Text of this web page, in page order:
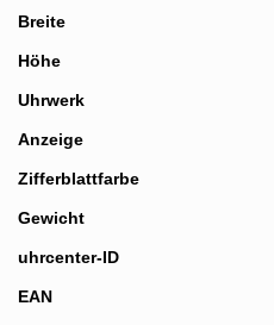
Breite
Höhe
Details
Uhrwerk
Anzeige
Zifferblattfarbe
Gewicht
uhrcenter-ID
EAN